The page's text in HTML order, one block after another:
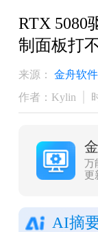
RTX 5080
制面板打
教程
来源：
金舟软件
作者：Kylin
万
更
AI摘